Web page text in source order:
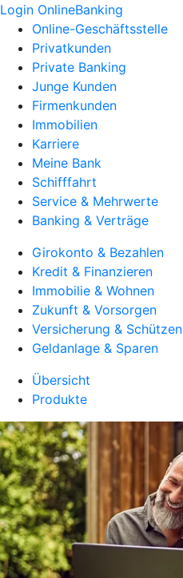
Login OnlineBanking
Online-Geschäftsstelle
Privatkunden
Private Banking
Junge Kunden
Firmenkunden
Immobilien
Karriere
Meine Bank
Schifffahrt
Service & Mehrwerte
Banking & Verträge
Girokonto & Bezahlen
Kredit & Finanzieren
Immobilie & Wohnen
Zukunft & Vorsorgen
Versicherung & Schützen
Geldanlage & Sparen
Übersicht
Produkte